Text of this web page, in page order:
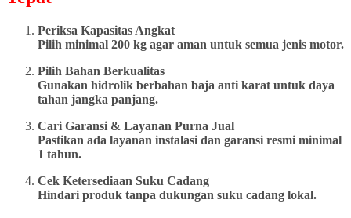
Periksa Kapasitas Angkat
Pilih minimal 200 kg agar aman untuk semua jenis motor.
Pilih Bahan Berkualitas
Gunakan hidrolik berbahan baja anti karat untuk daya
tahan jangka panjang.
Cari Garansi & Layanan Purna Jual
Pastikan ada layanan instalasi dan garansi resmi minimal
1 tahun.
Cek Ketersediaan Suku Cadang
Hindari produk tanpa dukungan suku cadang lokal.